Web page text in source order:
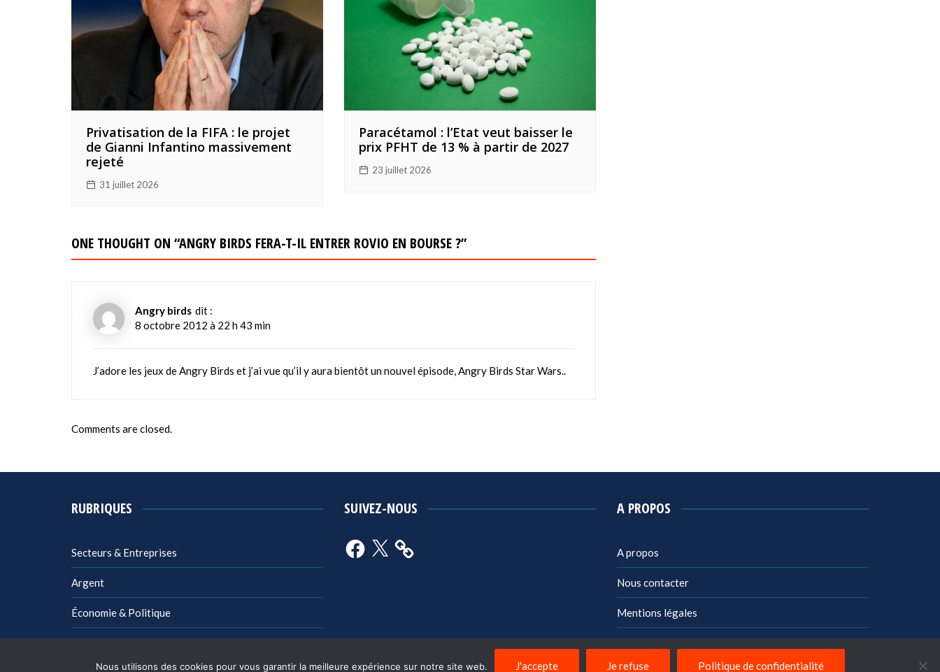
Privatisation de la FIFA : le projet
de Gianni Infantino massivement
rejeté
31 juillet 2026
Paracétamol : l’Etat veut baisser le
prix PFHT de 13 % à partir de 2027
23 juillet 2026
ONE THOUGHT ON “ANGRY BIRDS FERA-T-IL ENTRER ROVIO EN BOURSE ?”
Angry birds dit :
8 octobre 2012 à 22 h 43 min
J’adore les jeux de Angry Birds et j’ai vue qu’il y aura bientôt un nouvel épisode, Angry Birds Star Wars..
Comments are closed.
RUBRIQUES
Secteurs & Entreprises
Argent
Économie & Politique
Management
SUIVEZ-NOUS
Facebook
X
A PROPOS
A propos
Nous contacter
Mentions légales
Politique de confidentialité
Nous utilisons des cookies pour vous garantir la meilleure expérience sur notre site web. J'accepte Je refuse Politique de confidentialité